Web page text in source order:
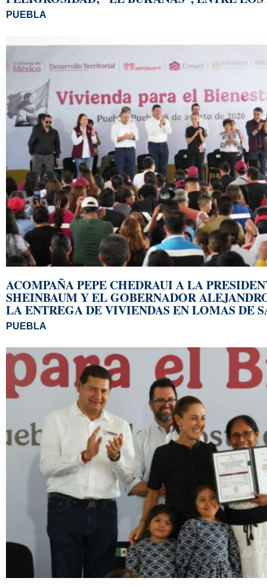
PUEBLA
ACOMPAÑA PEPE CHEDRAUI A LA
SHEINBAUM Y EL GOBERNADOR
LA ENTREGA DE VIVIENDAS EN LOMAS DE
PUEBLA